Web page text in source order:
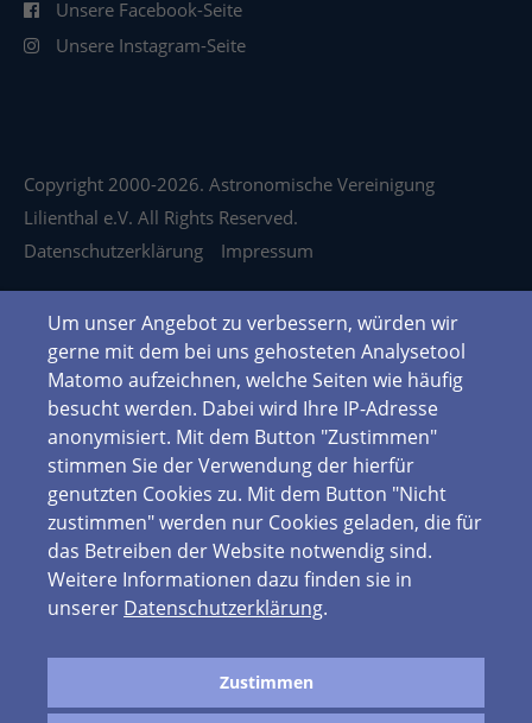
Unsere Facebook-Seite
Unsere Instagram-Seite
Copyright 2000-2026. Astronomische Vereinigung
Lilienthal e.V. All Rights Reserved.
Datenschutzerklärung
Impressum
Um unser Angebot zu verbessern, würden wir
gerne mit dem bei uns gehosteten Analysetool
Matomo aufzeichnen, welche Seiten wie häufig
besucht werden. Dabei wird Ihre IP-Adresse
anonymisiert. Mit dem Button "Zustimmen"
stimmen Sie der Verwendung der hierfür
genutzten Cookies zu. Mit dem Button "Nicht
zustimmen" werden nur Cookies geladen, die für
das Betreiben der Website notwendig sind.
Weitere Informationen dazu finden sie in
unserer Datenschutzerklärung.
Zustimmen